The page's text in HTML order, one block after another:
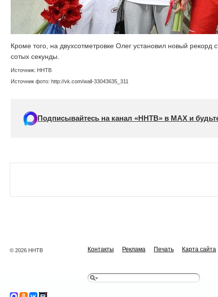
Кроме того, на двухсотметровке Олег установил новый
сотых секунды.
Источник: ННТВ
Источник фото: http://vk.com/wall-33043635_311
Подписывайтесь на канал «ННТВ» в МАХ и
© 2026 ННТВ Контакты Реклама Печать Карта сайта